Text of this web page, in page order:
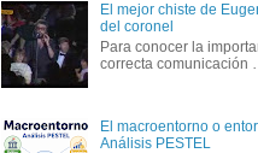
El mejor chiste de
del coronel
Para conocer la
correcta
El macroentorno o
Análisis PESTEL